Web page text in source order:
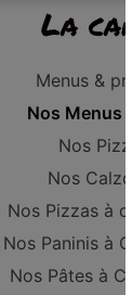
La
Menus &
Nos Menus
Nos
Nos
Nos Pizzas à
Nos Paninis à
Nos Pâtes à